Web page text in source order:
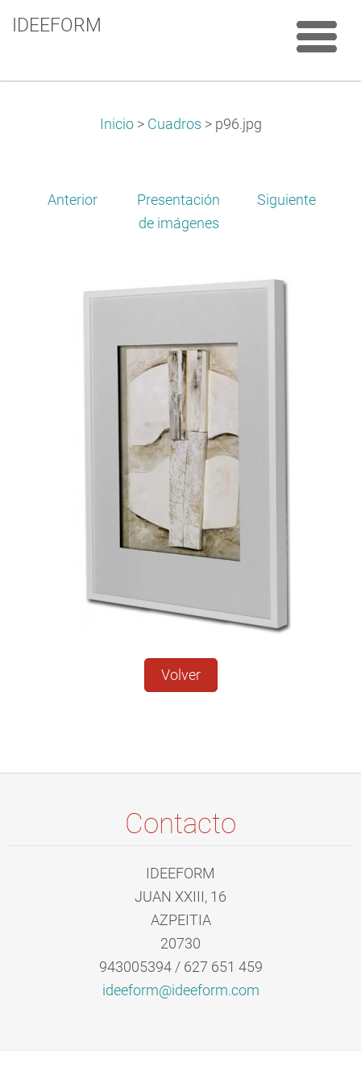
IDEEFORM
Inicio > Cuadros > p96.jpg
Anterior
Presentación
de imágenes
Siguiente
Volver
Contacto
IDEEFORM
JUAN XXIII, 16
AZPEITIA
20730
943005394 / 627 651 459
ideeform@ideeform.com